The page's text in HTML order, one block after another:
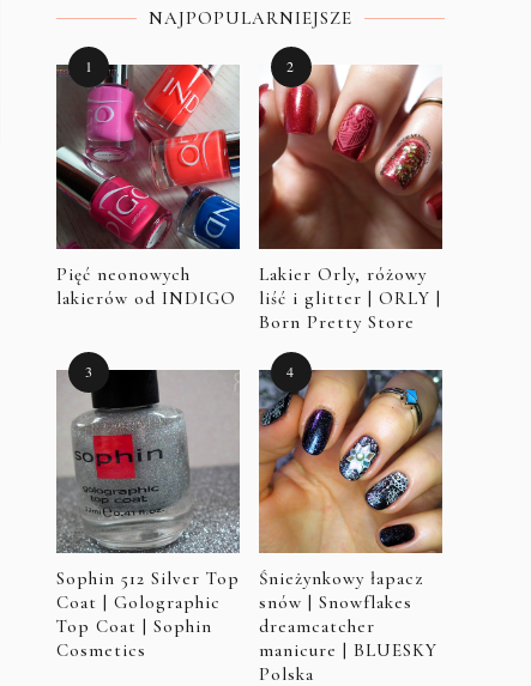
NAJPOPULARNIEJSZE
Pięć neonowych
lakierów od INDIGO
Lakier Orly, różowy
liść i glitter | ORLY |
Born Pretty Store
Sophin 512 Silver Top
Coat | Golographic
Top Coat | Sophin
Cosmetics
Śnieżynkowy łapacz
snów | Snowflakes
dreamcatcher
manicure | BLUESKY
Polska